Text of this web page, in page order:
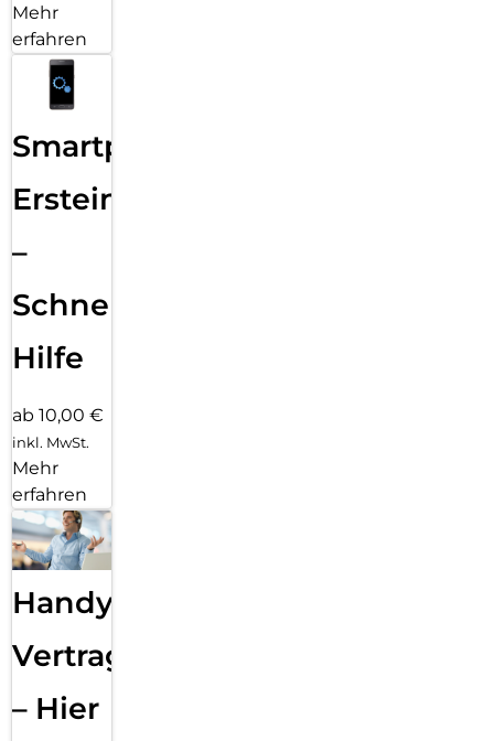
Mehr
erfahren
Smartphone
Ersteinrichtung
–
Schnelle
Hilfe
ab 10,00 €
inkl. MwSt.
Mehr
erfahren
Handy
Vertragsabwicklung
– Hier